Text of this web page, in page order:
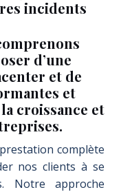
incidents
d’une
et de
et
croissance et
complète
nos clients à se
Notre approche